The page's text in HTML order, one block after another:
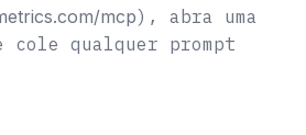
mcp), abra uma
cole qualquer prompt